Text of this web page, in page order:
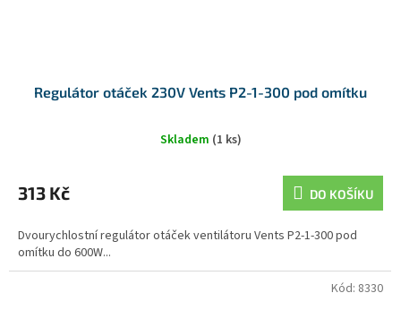
Regulátor otáček 230V Vents P2-1-300 pod omítku
Skladem (1 ks)
313 Kč DO KOŠÍKU
Dvourychlostní regulátor otáček ventilátoru Vents P2-1-300 pod
omítku do 600W...
Kód: 8330